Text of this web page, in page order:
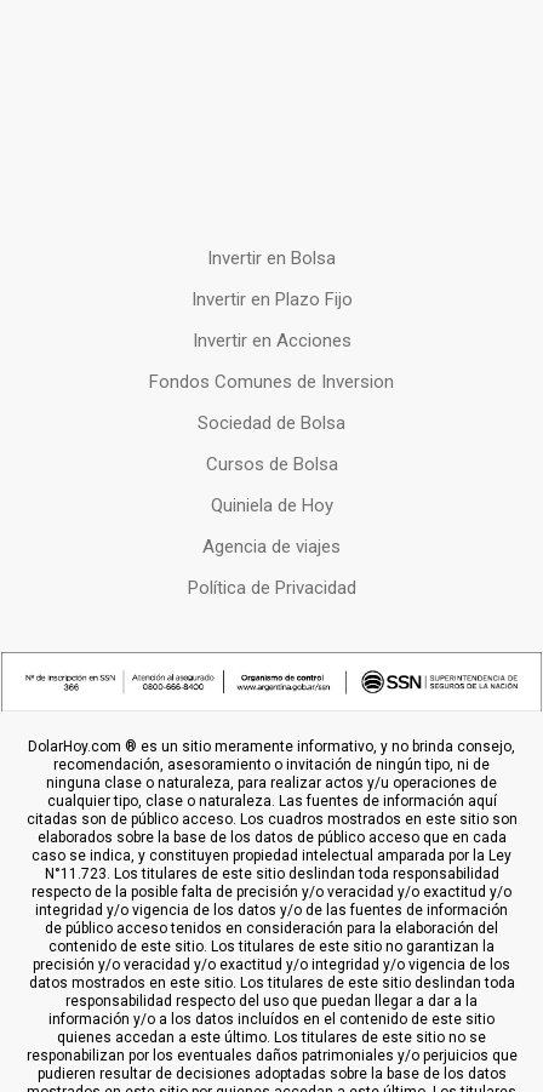
Invertir en Bolsa
Invertir en Plazo Fijo
Invertir en Acciones
Fondos Comunes de Inversion
Sociedad de Bolsa
Cursos de Bolsa
Quiniela de Hoy
Agencia de viajes
Política de Privacidad
DolarHoy.com ® es un sitio meramente informativo, y no brinda consejo,
recomendación, asesoramiento o invitación de ningún tipo, ni de
ninguna clase o naturaleza, para realizar actos y/u operaciones de
cualquier tipo, clase o naturaleza. Las fuentes de información aquí
citadas son de público acceso. Los cuadros mostrados en este sitio son
elaborados sobre la base de los datos de público acceso que en cada
caso se indica, y constituyen propiedad intelectual amparada por la Ley
N°11.723. Los titulares de este sitio deslindan toda responsabilidad
respecto de la posible falta de precisión y/o veracidad y/o exactitud y/o
integridad y/o vigencia de los datos y/o de las fuentes de información
de público acceso tenidos en consideración para la elaboración del
contenido de este sitio. Los titulares de este sitio no garantizan la
precisión y/o veracidad y/o exactitud y/o integridad y/o vigencia de los
datos mostrados en este sitio. Los titulares de este sitio deslindan toda
responsabilidad respecto del uso que puedan llegar a dar a la
información y/o a los datos incluídos en el contenido de este sitio
quienes accedan a este último. Los titulares de este sitio no se
responabilizan por los eventuales daños patrimoniales y/o perjuicios que
pudieren resultar de decisiones adoptadas sobre la base de los datos